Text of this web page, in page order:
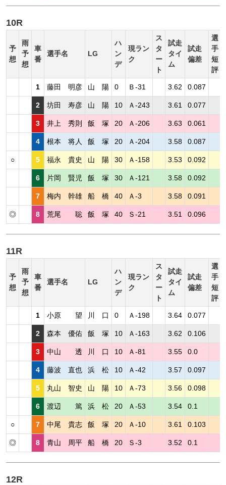
10R
予
想
雨
予
想
車
番
選手名 LG
ハ
ン
デ
現ラン
ク
ス
タ
ー
ト
試走
タイ
ム
試走
偏差
選
手
短
評
1 藤田 明彦 山 陽 0 Ｂ-31 3.62 0.087
2 坊田 寿彦 山 陽 10 Ａ-243 3.61 0.077
3 井上 秀則 飯 塚 20 Ａ-206 3.63 0.061
4 根本 将人 飯 塚 20 Ａ-204 3.58 0.087
○ 5 福永 貴史 山 陽 30 Ａ-158 3.53 0.092
6 片岡 賢児 飯 塚 30 Ａ-121 3.58 0.092
7 梅内 幹雄 船 橋 40 Ａ-3 3.58 0.091
◎ 8 荒尾 聡 飯 塚 40 Ｓ-21 3.51 0.096
11R
予
想
雨
予
想
車
番
選手名 LG
ハ
ン
デ
現ラン
ク
ス
タ
ー
ト
試走
タイ
ム
試走
偏差
選
手
短
評
1 小原 望 川 口 0 Ａ-198 3.64 0.077
2 森本 優佑 飯 塚 10 Ａ-163 3.62 0.106
3 中山 透 川 口 10 Ａ-81 3.55 0.0
4 藤波 直也 浜 松 10 Ａ-42 3.57 0.097
5 丸山 智史 山 陽 10 Ａ-73 3.56 0.098
6 渡辺 篤 浜 松 20 Ａ-53 3.54 0.1
○ 7 中尾 貴志 飯 塚 20 Ａ-10 3.61 0.103
◎ 8 青山 周平 船 橋 20 Ｓ-3 3.52 0.1
12R